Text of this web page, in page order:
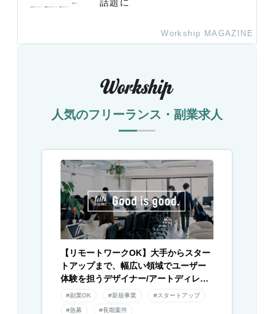
話題に
Workship MAGAZINE
人気のフリーランス・副業求人
【リモートワークOK】大手からスター
トアップまで、幅広い領域でユーザー
体験を担うデザイナー/アートディレク
ター募集！
#副業OK #新規事業 #スタートアップ
#急募 #長期案件